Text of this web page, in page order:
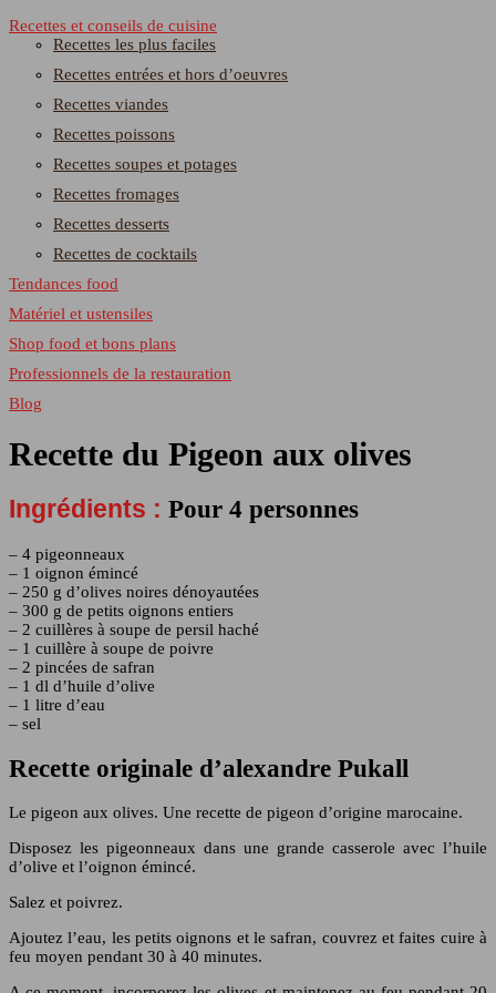
Recettes et conseils de cuisine
Recettes les plus faciles
Recettes entrées et hors d’oeuvres
Recettes viandes
Recettes poissons
Recettes soupes et potages
Recettes fromages
Recettes desserts
Recettes de cocktails
Tendances food
Matériel et ustensiles
Shop food et bons plans
Professionnels de la restauration
Blog
Recette du Pigeon aux olives
Ingrédients : Pour 4 personnes
– 4 pigeonneaux
– 1 oignon émincé
– 250 g d’olives noires dénoyautées
– 300 g de petits oignons entiers
– 2 cuillères à soupe de persil haché
– 1 cuillère à soupe de poivre
– 2 pincées de safran
– 1 dl d’huile d’olive
– 1 litre d’eau
– sel
Recette originale d’alexandre Pukall
Le pigeon aux olives. Une recette de pigeon d’origine marocaine.
Disposez les pigeonneaux dans une grande casserole avec l’huile
d’olive et l’oignon émincé.
Salez et poivrez.
Ajoutez l’eau, les petits oignons et le safran, couvrez et faites cuire à
feu moyen pendant 30 à 40 minutes.